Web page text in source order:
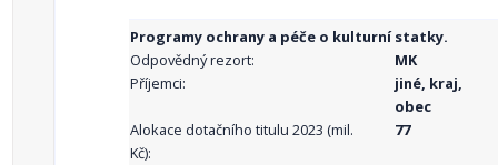
Programy ochrany a péče o kulturní statky.
Odpovědný rezort:
MK
Příjemci:
jiné, kraj,
obec
Alokace dotačního titulu 2023 (mil.
Kč):
77